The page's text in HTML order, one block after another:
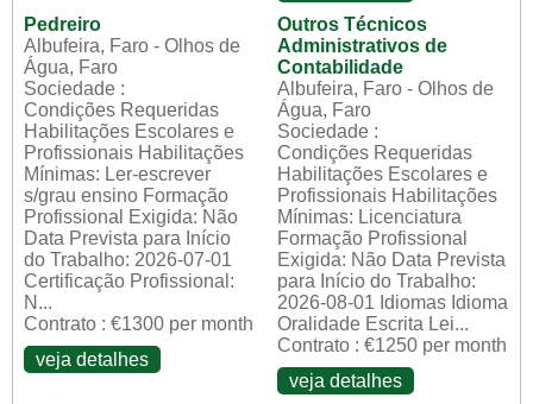
Pedreiro
Albufeira, Faro - Olhos de
Água, Faro
Sociedade :
Condições Requeridas
Habilitações Escolares e
Profissionais Habilitações
Mínimas: Ler-escrever
s/grau ensino Formação
Profissional Exigida: Não
Data Prevista para Início
do Trabalho: 2026-07-01
Certificação Profissional:
N...
Contrato : €1300 per month
veja detalhes
Outros Técnicos
Administrativos de
Contabilidade
Albufeira, Faro - Olhos de
Água, Faro
Sociedade :
Condições Requeridas
Habilitações Escolares e
Profissionais Habilitações
Mínimas: Licenciatura
Formação Profissional
Exigida: Não Data Prevista
para Início do Trabalho:
2026-08-01 Idiomas Idioma
Oralidade Escrita Lei...
Contrato : €1250 per month
veja detalhes